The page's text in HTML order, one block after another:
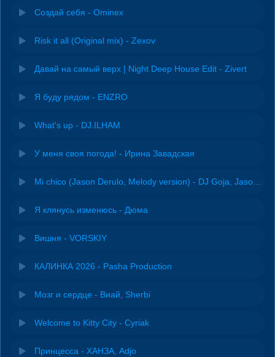
Создай себя - Ominex
Risk it all (Original mix) - Zexov
Давай на самый верх | Night Deep House Edit - Zivert
Я буду рядом - ENZRO
What's up - DJ.ILHAM
У меня своя погода! - Ирина Завадская
Я клянусь изменюсь - Дюма
Вишня - VORSKIY
КАЛИНКА 2026 - Pasha Production
Мозг и сердце - Виай, Sherbi
Welcome to Kitty City - Cyriak
Принцесса - ХАНЗА, Adjo